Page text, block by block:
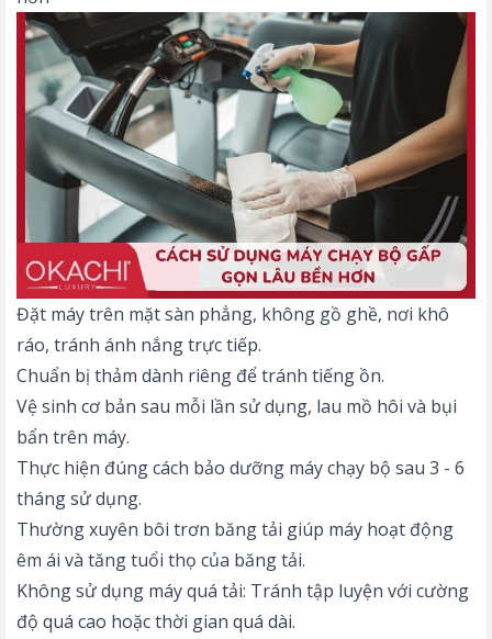
Đặt máy trên mặt sàn phẳng, không gồ ghề, nơi khô
ráo, tránh ánh nắng trực tiếp.
Chuẩn bị thảm dành riêng để tránh tiếng ồn.
Vệ sinh cơ bản sau mỗi lần sử dụng, lau mồ hôi và bụi
bẩn trên máy.
Thực hiện đúngcách bảo dưỡng máy chạy bộ sau 3 - 6
tháng sử dụng.
Thường xuyên bôi trơn băng tải giúp máy hoạt động
êm ái và tăng tuổi thọ của băng tải.
Không sử dụng máy quá tải: Tránh tập luyện với cường
độ quá cao hoặc thời gian quá dài.